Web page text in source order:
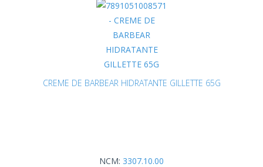
CREME DE BARBEAR HIDRATANTE GILLETTE 65G
NCM: 3307.10.00